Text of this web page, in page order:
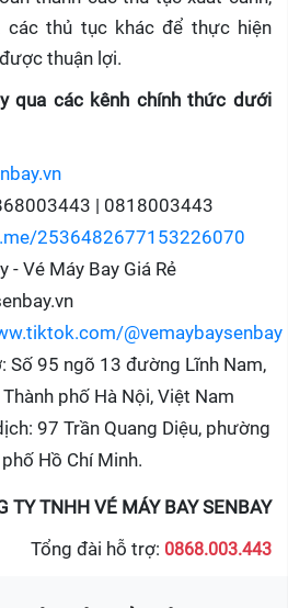
các thủ tục khác để thực hiện
thuận lợi.
qua các kênh chính thức dưới
| 0818003443
2536482677153226070
- Vé Máy Bay Giá Rẻ
@vemaybaysenbay
Số 95 ngõ 13 đường Lĩnh Nam,
phố Hà Nội, Việt Nam
97 Trần Quang Diệu, phường
Hồ Chí Minh.
TY TNHH VÉ MÁY BAY SENBAY
Tổng đài hỗ trợ: 0868.003.443